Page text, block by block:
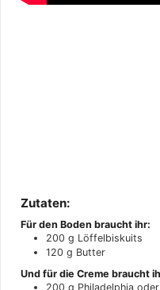
Zutaten:
Für den Boden braucht ihr:
200 g Löffelbiskuits
120 g Butter
Und für die Creme braucht
200 g Philadelphia